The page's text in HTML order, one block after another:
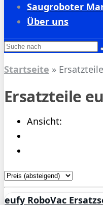
Saugroboter
Über uns
Startseite »
Ersatzteile
Ansicht:
eufy RoboVac